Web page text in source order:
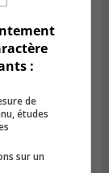
:
de
études
sur un